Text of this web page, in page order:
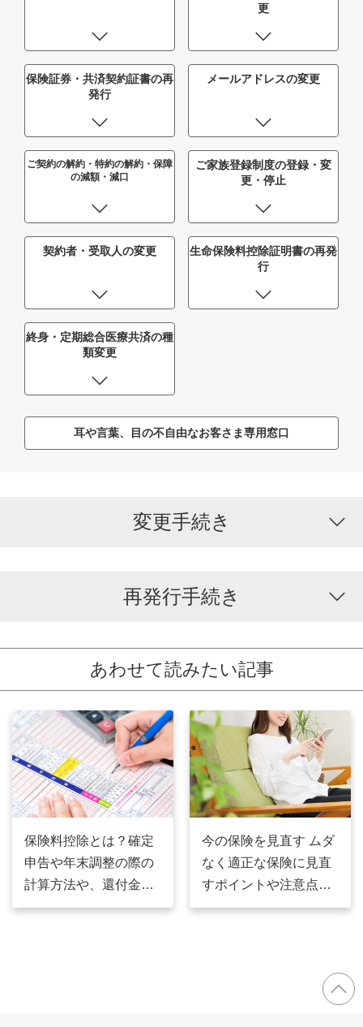
更
保険証券・共済契約証書の再
発行
メールアドレスの変更
ご契約の解約・特約の解約・保障
の減額・減口
ご家族登録制度の登録・変
更・停止
契約者・受取人の変更
生命保険料控除証明書の再発
行
終身・定期総合医療共済の種
類変更
耳や言葉、目の不自由なお客さま専用窓口
変更手続き
再発行手続き
あわせて読みたい記事
保険料控除とは？確定
申告や年末調整の際の
計算方法や、還付金に
ついて徹底解説！
今の保険を見直す ムダ
なく適正な保険に見直
すポイントや注意点と
は？